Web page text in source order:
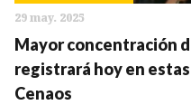
29 may. 2025
Mayor concentración
registrará hoy en
Cenaos